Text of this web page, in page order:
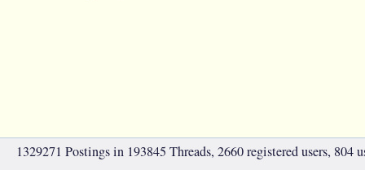
1329271 Postings in 193845 Threads, 2660 registered users, 804